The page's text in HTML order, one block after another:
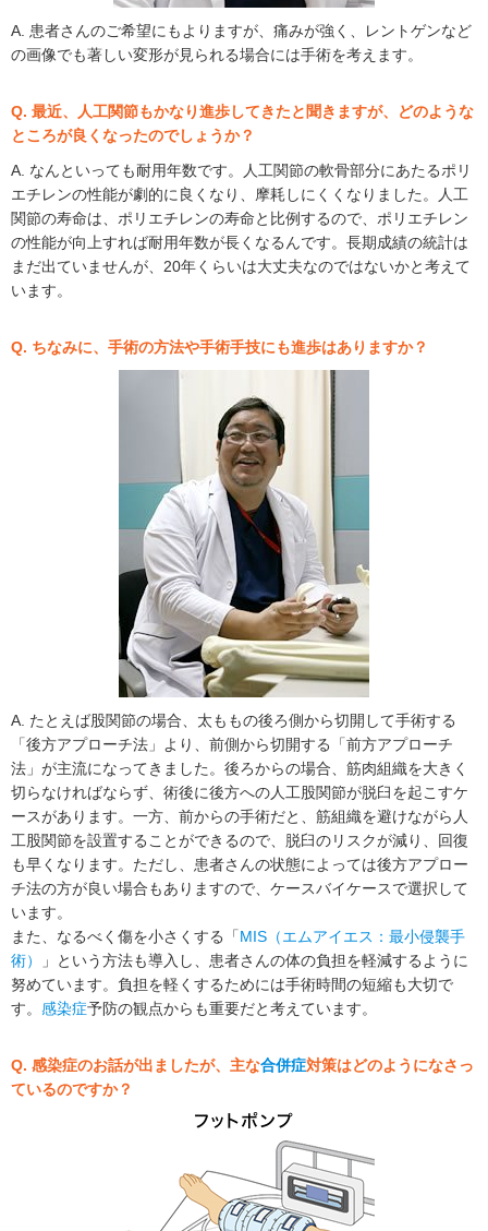
A. 患者さんのご希望にもよりますが、痛みが強く、レントゲンなど
の画像でも著しい変形が見られる場合には手術を考えます。
Q. 最近、人工関節もかなり進歩してきたと聞きますが、どのような
ところが良くなったのでしょうか？
A. なんといっても耐用年数です。人工関節の軟骨部分にあたるポリ
エチレンの性能が劇的に良くなり、摩耗しにくくなりました。人工
関節の寿命は、ポリエチレンの寿命と比例するので、ポリエチレン
の性能が向上すれば耐用年数が長くなるんです。長期成績の統計は
まだ出ていませんが、20年くらいは大丈夫なのではないかと考えて
います。
Q. ちなみに、手術の方法や手術手技にも進歩はありますか？
A. たとえば股関節の場合、太ももの後ろ側から切開して手術する
「後方アプローチ法」より、前側から切開する「前方アプローチ
法」が主流になってきました。後ろからの場合、筋肉組織を大きく
切らなければならず、術後に後方への人工股関節が脱臼を起こすケ
ースがあります。一方、前からの手術だと、筋組織を避けながら人
工股関節を設置することができるので、脱臼のリスクが減り、回復
も早くなります。ただし、患者さんの状態によっては後方アプロー
チ法の方が良い場合もありますので、ケースバイケースで選択して
います。
また、なるべく傷を小さくする「MIS（エムアイエス：最小侵襲手
術）
」という方法も導入し、患者さんの体の負担を軽減するように
努めています。負担を軽くするためには手術時間の短縮も大切で
す。 感染症予防の観点からも重要だと考えています。
Q. 感染症のお話が出ましたが、主な合併症対策はどのようになさっ
ているのですか？